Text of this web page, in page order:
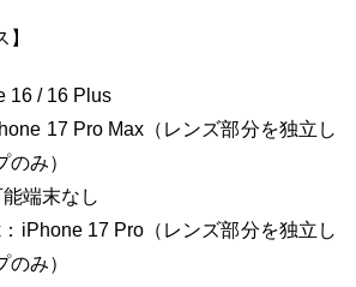
16 / 16 Plus
17 Pro Max（レンズ部分を独立し
み）
端末なし
iPhone 17 Pro（レンズ部分を独立し
み）